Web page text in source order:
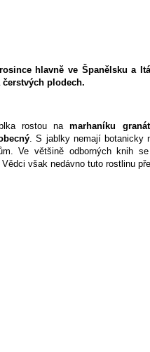
hlavně ve Španělsku a
plodech.
rostou namarhaníku
. S jablky nemají
Ve většině odborných knih
Vědci však nedávno tuto rostlinu